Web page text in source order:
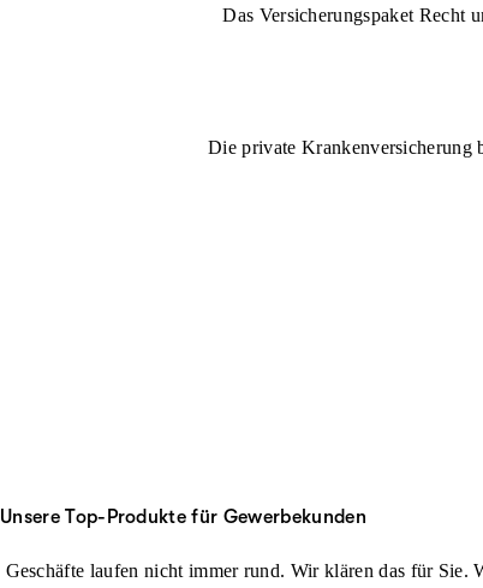
Das Versicherungspaket Recht
Die private Krankenversicherung
Unsere Top-Produkte für Gewerbekunden
Geschäfte laufen nicht immer rund. Wir klären das für Sie.